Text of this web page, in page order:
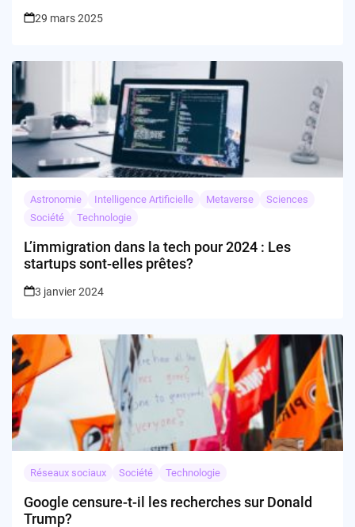
29 mars 2025
Astronomie Intelligence Artificielle Metaverse
Sciences
Société
Technologie
L’immigration dans la tech pour 2024 : Les
startups sont-elles prêtes?
3 janvier 2024
Réseaux sociaux Société Technologie
Google censure-t-il les recherches sur Donald
Trump?